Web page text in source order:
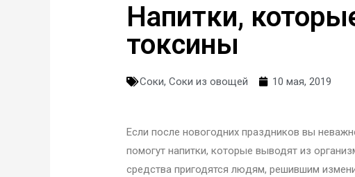
Напитки,
токсины
Соки,Соки из овощей 10 мая, 2019
Если после новогодних праздников вы
помогут напитки, которые выводят из
средства пригодятся людям, решившим